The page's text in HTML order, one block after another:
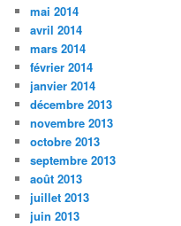
mai 2014
avril 2014
mars 2014
février 2014
janvier 2014
décembre 2013
novembre 2013
octobre 2013
septembre 2013
août 2013
juillet 2013
juin 2013